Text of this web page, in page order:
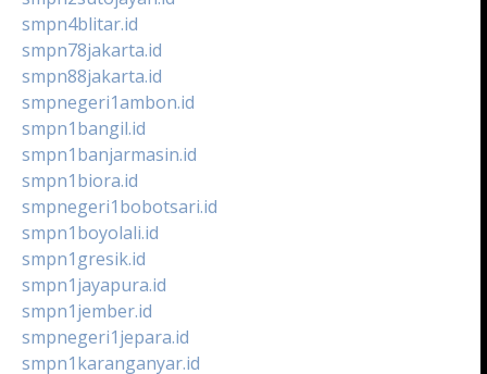
smpn4blitar.id
smpn78jakarta.id
smpn88jakarta.id
smpnegeri1ambon.id
smpn1bangil.id
smpn1banjarmasin.id
smpn1biora.id
smpnegeri1bobotsari.id
smpn1boyolali.id
smpn1gresik.id
smpn1jayapura.id
smpn1jember.id
smpnegeri1jepara.id
smpn1karanganyar.id